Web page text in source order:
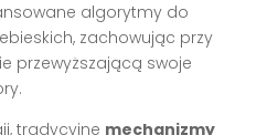
algorytmy do
zachowując przy
przewyższającą swoje
tradycyjne mechanizmy